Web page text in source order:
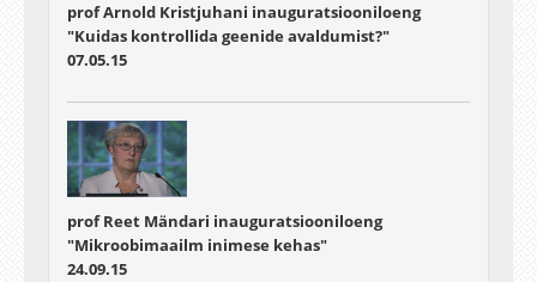
prof Arnold Kristjuhani inauguratsiooniloeng
"Kuidas kontrollida geenide avaldumist?"
07.05.15
prof Reet Mändari inauguratsiooniloeng
"Mikroobimaailm inimese kehas"
24.09.15